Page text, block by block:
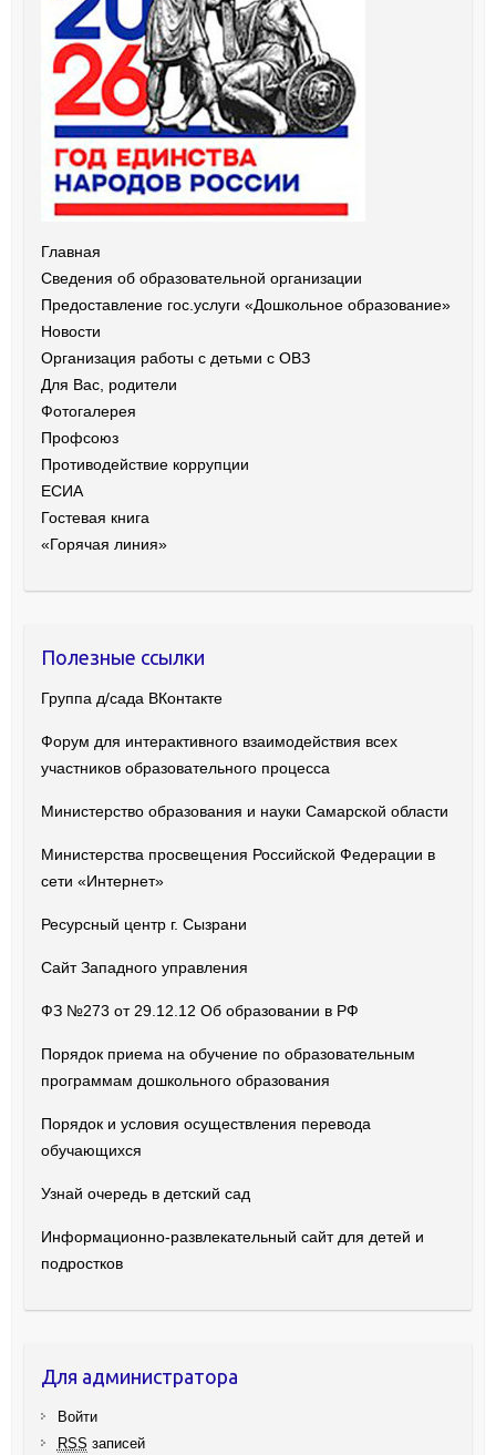
Главная
Сведения об образовательной организации
Предоставление гос.услуги «Дошкольное образование»
Новости
Организация работы с детьми с ОВЗ
Для Вас, родители
Фотогалерея
Профсоюз
Противодействие коррупции
ЕСИА
Гостевая книга
«Горячая линия»
Полезные ссылки
Группа д/сада ВКонтакте
Форум для интерактивного взаимодействия всех
участников образовательного процесса
Министерство образования и науки Самарской области
Министерства просвещения Российской Федерации в
сети «Интернет»
Ресурсный центр г. Сызрани
Сайт Западного управления
ФЗ №273 от 29.12.12 Об образовании в РФ
Порядок приема на обучение по образовательным
программам дошкольного образования
Порядок и условия осуществления перевода
обучающихся
Узнай очередь в детский сад
Информационно-развлекательный сайт для детей и
подростков
Для администратора
Войти
RSS записей